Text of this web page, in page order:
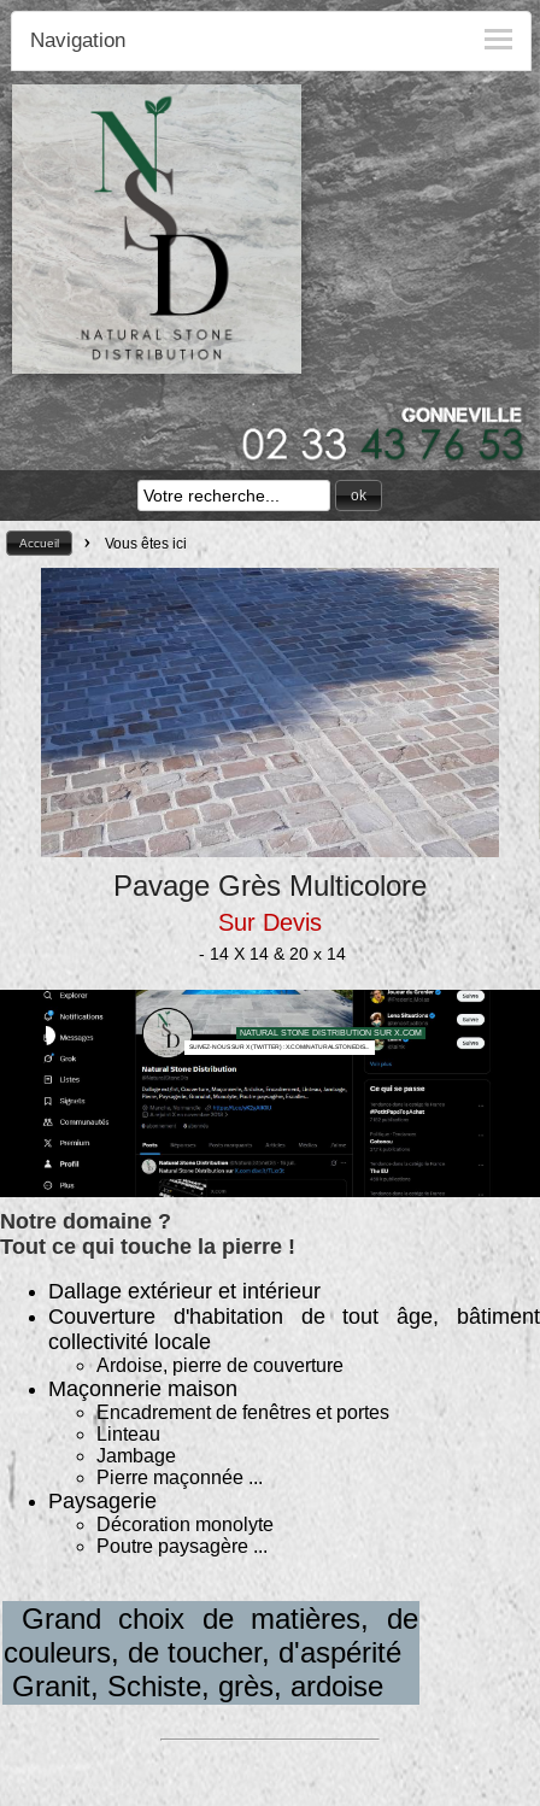
ok
Navigation
Accueil > Vous êtes ici
Pavage Grès Multicolore
Sur Devis
- 14 X 14 & 20 x 14
NATURAL STONE DISTRIBUTION SUR X.COM
SUIVEZ-NOUS SUR X (TWITTER) : X.COM/NATURALSTONEDIS...
Notre domaine ?
Tout ce qui touche la pierre !
Dallage extérieur et intérieur
Couverture d'habitation de tout âge, bâtiment
collectivité locale
Ardoise, pierre de couverture
Maçonnerie maison
Encadrement de fenêtres et portes
Linteau
Jambage
Pierre maçonnée ...
Paysagerie
Décoration monolyte
Poutre paysagère ...
Grand choix de matières, de
couleurs, de toucher, d'aspérité
Granit, Schiste, grès, ardoise